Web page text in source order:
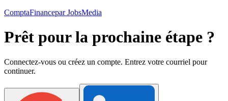
ComptaFinancepar JobsMedia
Prêt pour la prochaine étape ?
Connectez-vous ou créez un compte. Entrez votre courriel pour
continuer.